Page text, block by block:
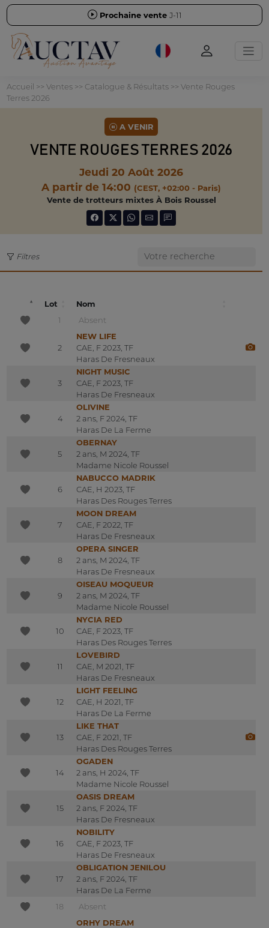
Prochaine vente J-11
Accueil >> Ventes>> Catalogue & Résultats>> Vente Rouges
Terres 2026
A VENIR
VENTE ROUGES TERRES 2026
Jeudi 20 Août 2026
A partir de 14:00 (CEST, +02:00 - Paris)
Vente de trotteurs mixtes À Bois Roussel
Filtres
Lot
Nom
1
Absent
2
NEW LIFE
CAE, F 2023, TF
Haras De Fresneaux
3
NIGHT MUSIC
CAE, F 2023, TF
Haras De Fresneaux
4
OLIVINE
2 ans, F 2024, TF
Haras De La Ferme
5
OBERNAY
2 ans, M 2024, TF
Madame Nicole Roussel
6
NABUCCO MADRIK
CAE, H 2023, TF
Haras Des Rouges Terres
7
MOON DREAM
CAE, F 2022, TF
Haras De Fresneaux
8
OPERA SINGER
2 ans, M 2024, TF
Haras De Fresneaux
9
OISEAU MOQUEUR
2 ans, M 2024, TF
Madame Nicole Roussel
10
NYCIA RED
CAE, F 2023, TF
Haras Des Rouges Terres
11
LOVEBIRD
CAE, M 2021, TF
Haras De Fresneaux
12
LIGHT FEELING
CAE, H 2021, TF
Haras De La Ferme
13
LIKE THAT
CAE, F 2021, TF
Haras Des Rouges Terres
14
OGADEN
2 ans, H 2024, TF
Madame Nicole Roussel
15
OASIS DREAM
2 ans, F 2024, TF
Haras De Fresneaux
16
NOBILITY
CAE, F 2023, TF
Haras De Fresneaux
17
OBLIGATION JENILOU
2 ans, F 2024, TF
Haras De La Ferme
18
Absent
ORHY DREAM